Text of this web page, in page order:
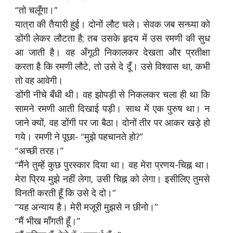
“तो चलूँगा।”
यात्रा की तैयारी हुई। दोनों लौट चले। सेवक जब सन्ध्या को
डोंगी लेकर लौटता है; तब उसके हृदय में उस रमणी की सुध
आ जाती है। वह अँगूठी निकालकर देखता और प्रतीक्षा
करता है कि रमणी लौटे, तो उसे दे दूँ। उसे विश्वास था, कभी
तो वह आवेगी।
डोंगी नीचे बँधी थी। वह झोपड़ी से निकलकर चला ही था कि
सामने रमणी आती दिखाई पड़ी। साथ में एक पुरुष था। न
जाने क्यों, वह डोंगी पर जा बैठा। दोनों तीर पर आकर खड़े हो
गये। रमणी ने पूछा- “मुझे पहचानते हो?”
“अच्छी तरह।”
“मैंने तुम्हें कुछ पुरस्कार दिया था। वह मेरा प्रणय-चिह्न था।
मेरा प्रिय मुझे नहीं लेगा, उसी चिह्न को लेगा। इसीलिए तुमसे
विनती करती हूँ कि उसे दे दो।”
“यह अन्याय है। मेरी मजूरी मुझसे न छीनो।”
“मैं भीख माँगती हूँ।”